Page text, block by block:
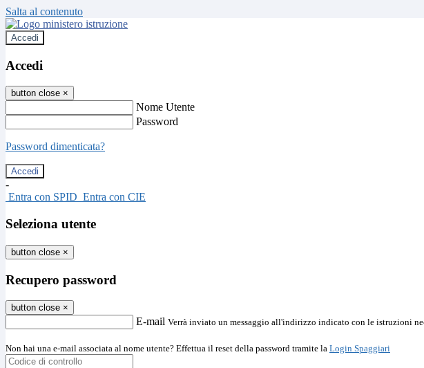
Salta al contenuto
Accedi
Accedi
button close ×
Nome Utente
Password
Password dimenticata?
-
Entra con SPID Entra con CIE
Seleziona utente
button close ×
Recupero password
button close ×
E-mail Verrà inviato un messaggio all'indirizzo indicato con le istruzioni
Non hai una e-mail associata al nome utente? Effettua il reset della password tramite la Login Spaggiari